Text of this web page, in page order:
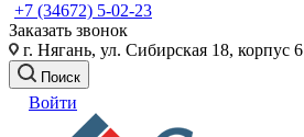
+7 (34672) 5-02-23
Заказать звонок
г. Нягань, ул. Сибирская 18, корпус 6
Поиск
Войти